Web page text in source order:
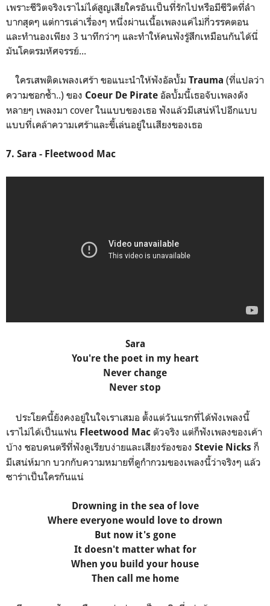
เพราะชีวิตจริงเราไม่ได้สูญเสียใครอันเป็นที่รักไปหรือมีชีวิตที่ลำ
บากสุดๆ แต่การเล่าเรื่องๆ หนึ่งผ่านเนื้อเพลงแค่ไม่กี่วรรคตอน
และทำนองเพียง 3 นาทีกว่าๆ และทำให้คนฟังรู้สึกเหมือนกันได้นี่
มันโคตรมหัศจรรย์...
ใครเสพติดเพลงเศร้า ขอแนะนำให้ฟังอัลบั้ม Trauma (ที่แปลว่า
ความชอกช้ำ..) ของ Coeur De Pirate อัลบั้มนี้เธอจับเพลงดัง
หลายๆ เพลงมา cover ในแบบของเธอ ฟังแล้วมีเสน่ห์ไปอีกแบบ
แบบที่เคล้าความเศร้าและขี้เล่นอยู่ในเสียงของเธอ
7. Sara - Fleetwood Mac
Sara
You're the poet in my heart
Never change
Never stop
ประโยคนี้ยังคงอยู่ในใจเราเสมอ ตั้งแต่วันแรกที่ได้ฟังเพลงนี้
เราไม่ได้เป็นแฟน Fleetwood Mac ตัวจริง แต่ก็ฟังเพลงของเค้า
บ้าง ชอบดนตรีที่ฟังดูเรียบง่ายและเสียงร้องของ Stevie Nicks ก็
มีเสน่ห์มาก บวกกับความหมายที่ดูกำกวมของเพลงนี้ว่าจริงๆ แล้ว
ซาร่าเป็นใครกันแน่
Drowning in the sea of love
Where everyone would love to drown
But now it's gone
It doesn't matter what for
When you build your house
Then call me home